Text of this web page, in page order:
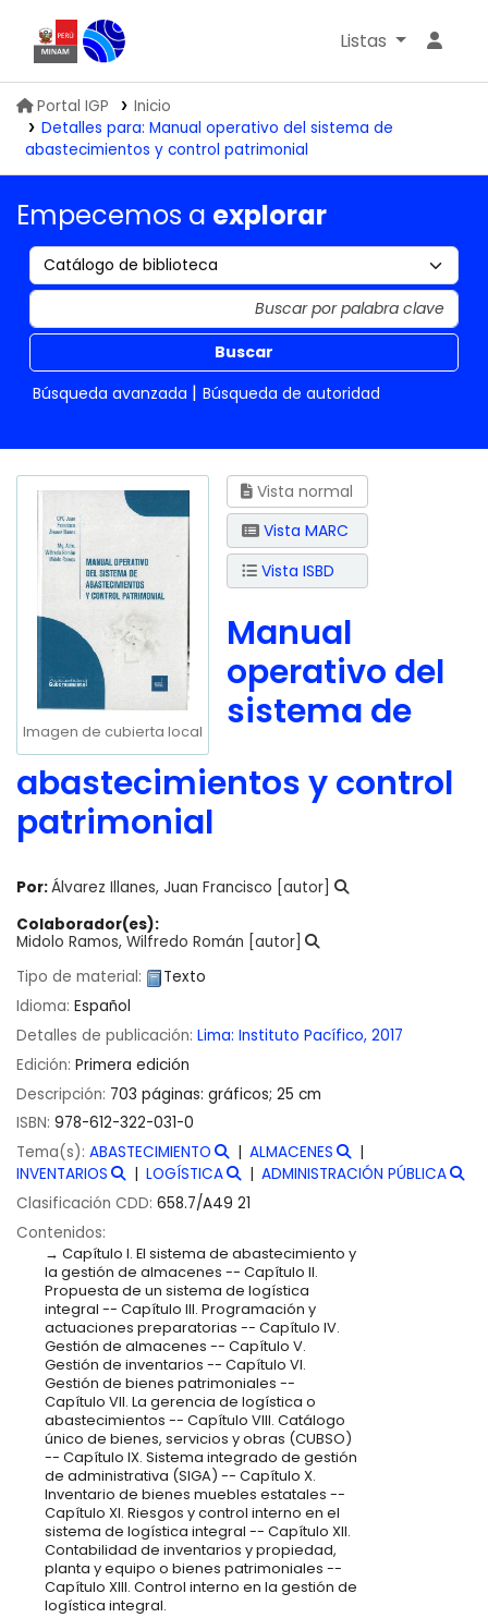
Biblioteca IGP
Listas
Portal IGP
Inicio
Detalles para: Manual operativo del sistema de
abastecimientos y control patrimonial
Empecemos a explorar
Buscar
Búsqueda avanzada
Búsqueda de autoridad
Imagen de cubierta local
Vista normal
Vista MARC
Vista ISBD
Manual
operativo del
sistema de
abastecimientos y control
patrimonial
Por:Álvarez Illanes, Juan Francisco [autor]
Colaborador(es):
Midolo Ramos, Wilfredo Román [autor]
Tipo de material:
Texto
Idioma: Español
Detalles de publicación: Lima: Instituto Pacífico, 2017
Edición: Primera edición
Descripción: 703 páginas: gráficos; 25 cm
ISBN: 978-612-322-031-0
Tema(s): ABASTECIMIENTO
ALMACENES
INVENTARIOS
LOGÍSTICA
ADMINISTRACIÓN PÚBLICA
Clasificación CDD: 658.7/A49 21
Contenidos:
Capítulo I. El sistema de abastecimiento y
la gestión de almacenes -- Capítulo II.
Propuesta de un sistema de logística
integral -- Capítulo III. Programación y
actuaciones preparatorias -- Capítulo IV.
Gestión de almacenes -- Capítulo V.
Gestión de inventarios -- Capítulo VI.
Gestión de bienes patrimoniales --
Capítulo VII. La gerencia de logística o
abastecimientos -- Capítulo VIII. Catálogo
único de bienes, servicios y obras (CUBSO)
-- Capítulo IX. Sistema integrado de gestión
de administrativa (SIGA) -- Capítulo X.
Inventario de bienes muebles estatales --
Capítulo XI. Riesgos y control interno en el
sistema de logística integral -- Capítulo XII.
Contabilidad de inventarios y propiedad,
planta y equipo o bienes patrimoniales --
Capítulo XIII. Control interno en la gestión de
logística integral.